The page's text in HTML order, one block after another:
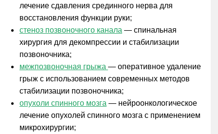
лечение сдавления срединного нерва для
восстановления функции руки;
стеноз позвоночного канала — спинальная
хирургия для декомпрессии и стабилизации
позвоночника;
межпозвоночная грыжа — оперативное удаление
грыж с использованием современных методов
стабилизации позвоночника;
опухоли спинного мозга — нейроонкологическое
лечение опухолей спинного мозга с применением
микрохирургии;